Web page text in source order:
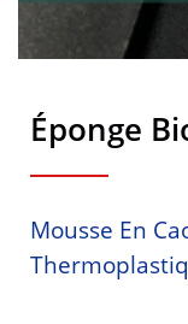
Éponge
Mousse En